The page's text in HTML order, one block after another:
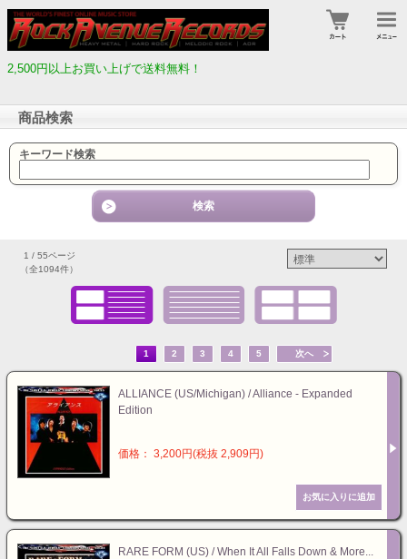
2,500円以上お買い上げで送料無料！
商品検索
キーワード検索
1 / 55ページ
（全1094件）
1 2 3 4 5 次へ
ALLIANCE (US/Michigan) / Alliance - Expanded
Edition
価格： 3,200円(税抜 2,909円)
RARE FORM (US) / When It All Falls Down & More...